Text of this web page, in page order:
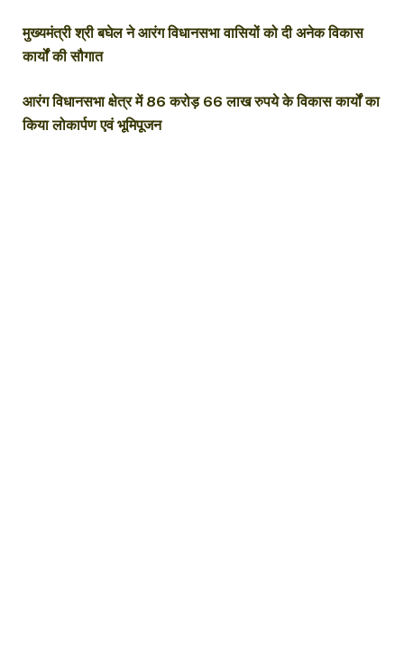
मुख्यमंत्री श्री बघेल ने आरंग विधानसभा वासियों को दी अनेक विकास
कार्यों की सौगात
आरंग विधानसभा क्षेत्र में 86 करोड़ 66 लाख रुपये के विकास कार्यों का
किया लोकार्पण एवं भूमिपूजन